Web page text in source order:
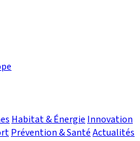
Habitat & Énergie Innovation
Prévention & SantéActualités